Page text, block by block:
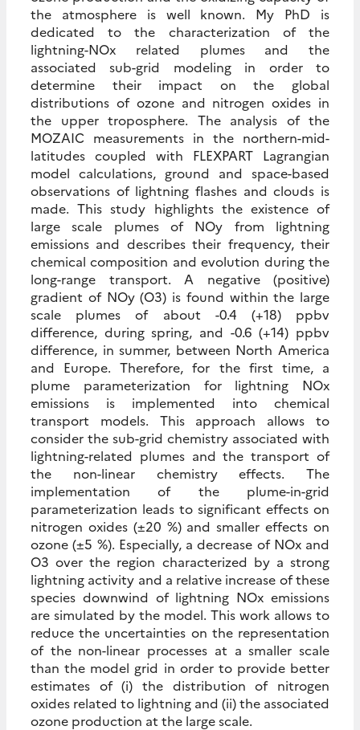
the atmosphere is well known. My PhD is
dedicated to the characterization of the
lightning-NOx related plumes and the
associated sub-grid modeling in order to
determine their impact on the global
distributions of ozone and nitrogen oxides in
the upper troposphere. The analysis of the
MOZAIC measurements in the northern-mid-
latitudes coupled with FLEXPART Lagrangian
model calculations, ground and space-based
observations of lightning flashes and clouds is
made. This study highlights the existence of
large scale plumes of NOy from lightning
emissions and describes their frequency, their
chemical composition and evolution during the
long-range transport. A negative (positive)
gradient of NOy (O3) is found within the large
scale plumes of about -0.4 (+18) ppbv
difference, during spring, and -0.6 (+14) ppbv
difference, in summer, between North America
and Europe. Therefore, for the first time, a
plume parameterization for lightning NOx
emissions is implemented into chemical
transport models. This approach allows to
consider the sub-grid chemistry associated with
lightning-related plumes and the transport of
the non-linear chemistry effects. The
implementation of the plume-in-grid
parameterization leads to significant effects on
nitrogen oxides (±20 %) and smaller effects on
ozone (±5 %). Especially, a decrease of NOx and
O3 over the region characterized by a strong
lightning activity and a relative increase of these
species downwind of lightning NOx emissions
are simulated by the model. This work allows to
reduce the uncertainties on the representation
of the non-linear processes at a smaller scale
than the model grid in order to provide better
estimates of (i) the distribution of nitrogen
oxides related to lightning and (ii) the associated
ozone production at the large scale.